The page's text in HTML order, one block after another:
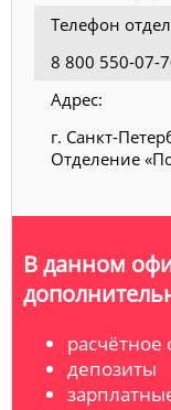
Телефон
8 800 550-07-
Адрес:
г. Санкт-
Отделение
В данном
депозиты